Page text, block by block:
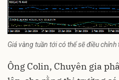
Giá vàng tuần tới có thể sẽ điều
Ông Colin, Chuyên gia